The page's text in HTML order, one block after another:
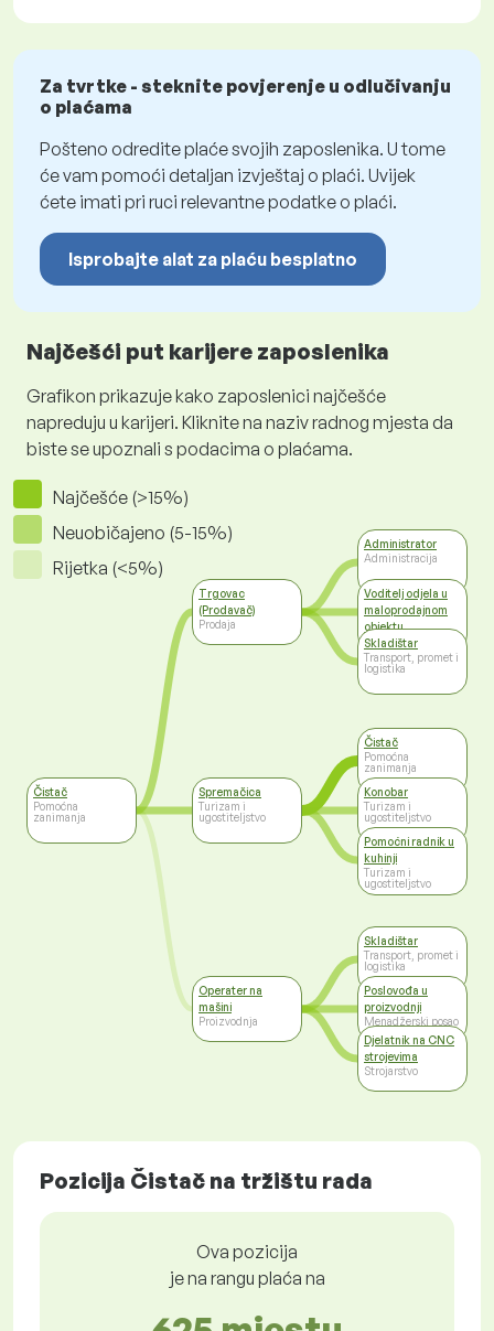
Za tvrtke - steknite povjerenje u odlučivanju
o plaćama
Pošteno odredite plaće svojih zaposlenika. U tome
će vam pomoći detaljan izvještaj o plaći. Uvijek
ćete imati pri ruci relevantne podatke o plaći.
Isprobajte alat za plaću besplatno
Najčešći put karijere zaposlenika
Grafikon prikazuje kako zaposlenici najčešće
napreduju u karijeri. Kliknite na naziv radnog mjesta da
biste se upoznali s podacima o plaćama.
Najčešće (>15%)
Neuobičajeno (5-15%)
Rijetka (<5%)
Čistač
Pomoćna
zanimanja
Trgovac
(Prodavač)
Prodaja
Spremačica
Turizam i
ugostiteljstvo
Operater na
mašini
Proizvodnja
Administrator
Administracija
Voditelj odjela u
maloprodajnom
objektu
Prodaja
Skladištar
Transport, promet i
logistika
Čistač
Pomoćna
zanimanja
Konobar
Turizam i
ugostiteljstvo
Pomoćni radnik u
kuhinji
Turizam i
ugostiteljstvo
Skladištar
Transport, promet i
logistika
Poslovođa u
proizvodnji
Menadžerski posao
Djelatnik na CNC
strojevima
Strojarstvo
Pozicija Čistač na tržištu rada
Ova pozicija
je na rangu plaća na